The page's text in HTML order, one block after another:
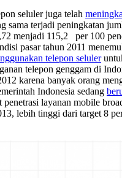
seluler juga telah
sama terjadi peningkatan
menjadi 115,2 per 100
pasar tahun 2011
telepon seluler
telepon genggam di
karena banyak orang
Indonesia sedang
penetrasi layanan mobile
lebih tinggi dari target 8